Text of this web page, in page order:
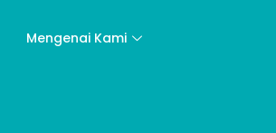
Mengenai Kami